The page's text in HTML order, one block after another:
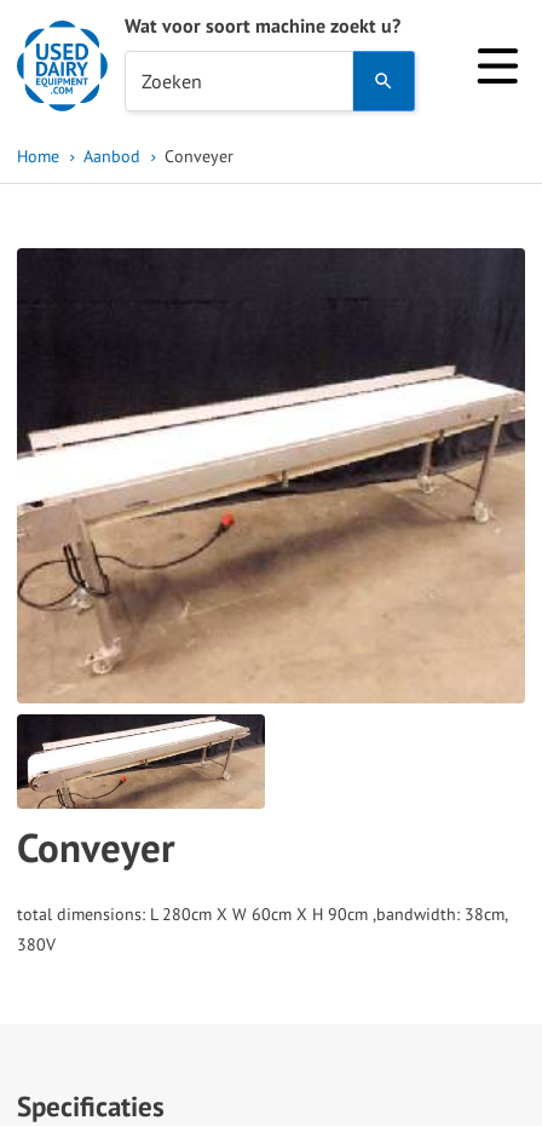
Wat voor soort machine zoekt u?
Zoeken
Press
enter
to
go
to
the
selected
Touch
and
Home Aanbod Conveyer
Conveyer
total dimensions: L 280cm X W 60cm X H 90cm ,bandwidth: 38cm,
Specificaties